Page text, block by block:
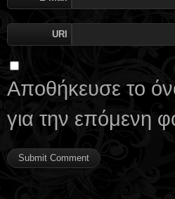
URI
Αποθήκευσε το
για την επόμενη